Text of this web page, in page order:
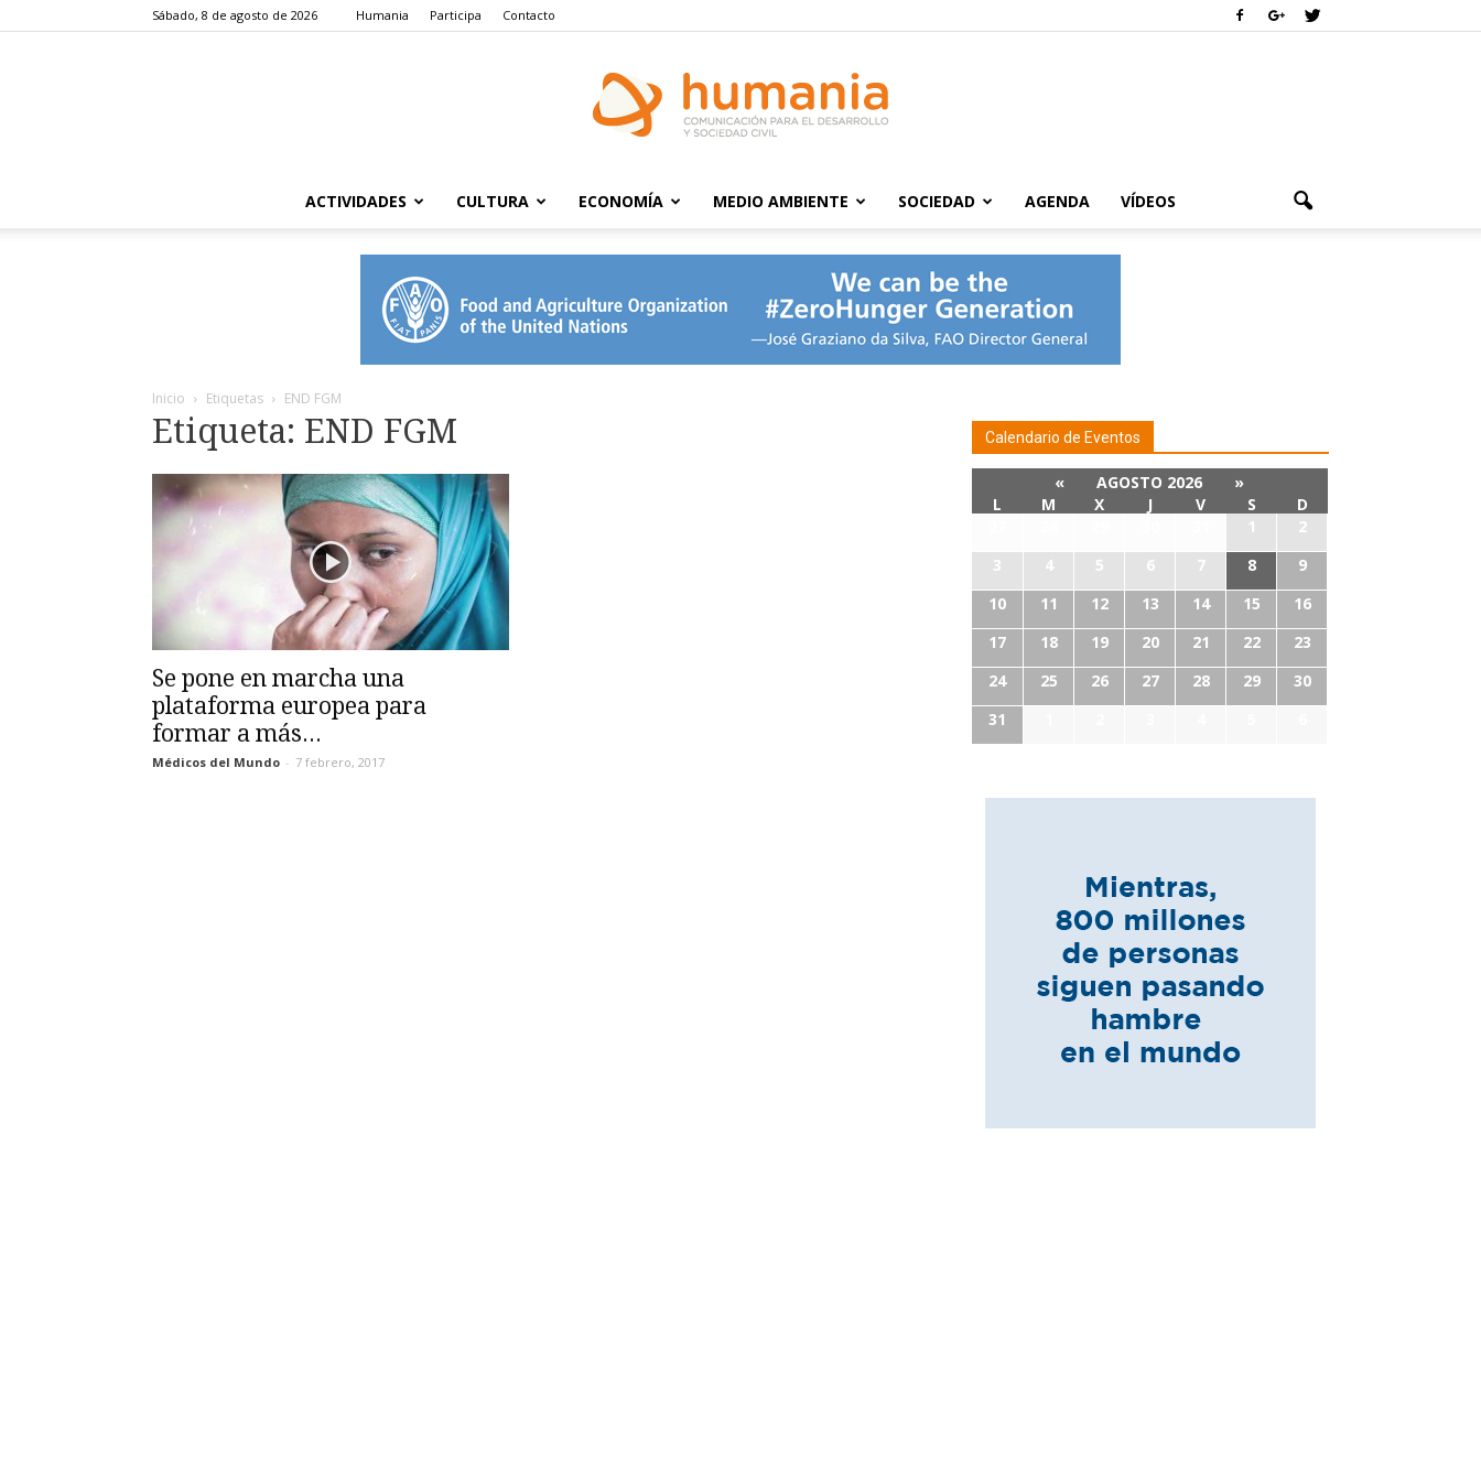
Sábado, 8 de agosto de 2026 Humania Participa Contacto
ACTIVIDADES CULTURA ECONOMÍA MEDIO AMBIENTE SOCIEDAD AGENDA VÍDEOS
Inicio Etiquetas END FGM
Etiqueta: END FGM
Se pone en marcha una
plataforma europea para
formar a más...
Médicos del Mundo - 7 febrero, 2017
Calendario de Eventos
« AGOSTO 2026
»
L
M X J V S
D
1
2
3
4 5 6 7 8
9
10
11 12 13 14 15
16
17
18 19 20 21 22
23
24
25 26 27 28 29
30
31